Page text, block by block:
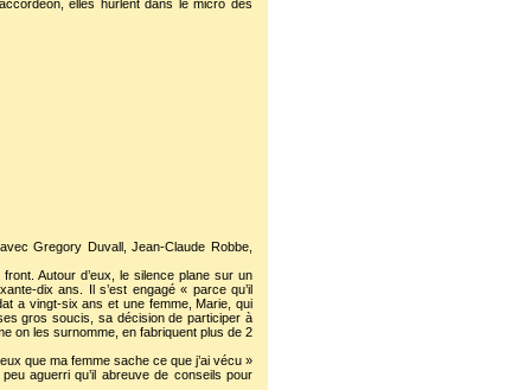
elles hurlent dans le micro des
Gregory Duvall, Jean-Claude Robbe,
Autour d’eux, le silence plane sur un
dix ans. Il s’est engagé « parce qu’il
a vingt-six ans et une femme, Marie, qui
gros soucis, sa décision de participer à
on les surnomme, en fabriquent plus de 2
que ma femme sache ce que j’ai vécu »
aguerri qu’il abreuve de conseils pour